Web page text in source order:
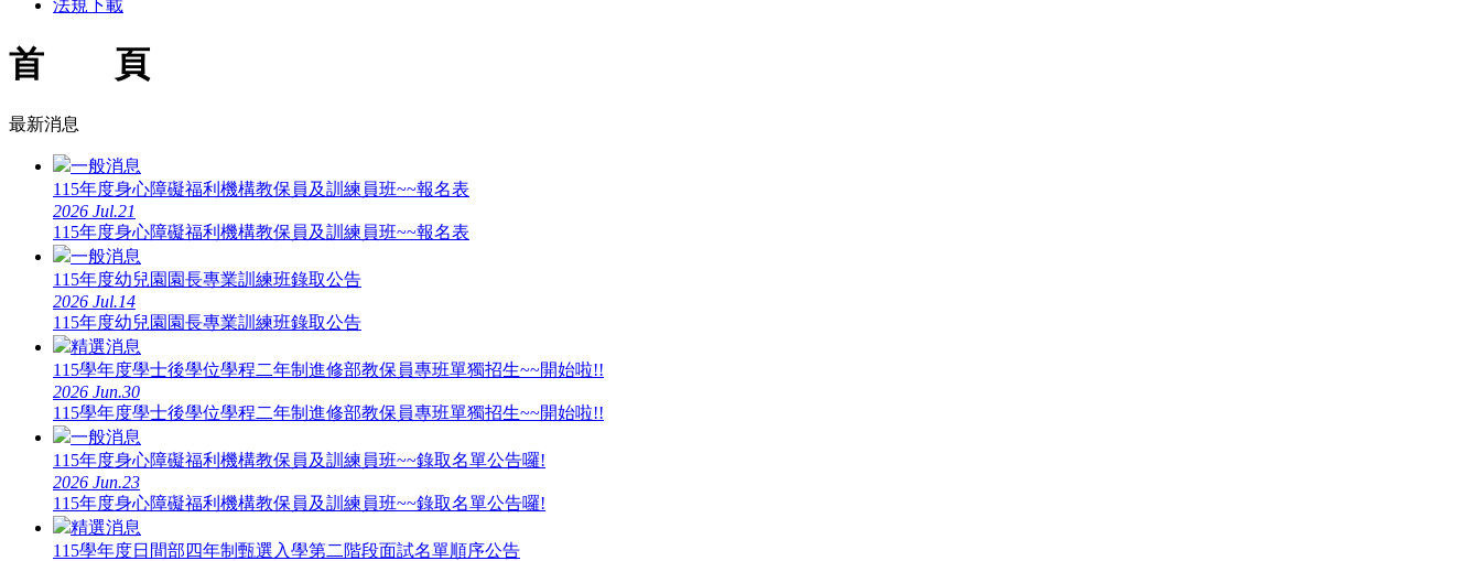
法規下載
首 頁
最新消息
一般消息
115年度身心障礙福利機構教保員及訓練員班~~報名表
2026 Jul.21
115年度身心障礙福利機構教保員及訓練員班~~報名表
一般消息
115年度幼兒園園長專業訓練班錄取公告
2026 Jul.14
115年度幼兒園園長專業訓練班錄取公告
精選消息
115學年度學士後學位學程二年制進修部教保員專班單獨招生~~開始啦!!
2026 Jun.30
115學年度學士後學位學程二年制進修部教保員專班單獨招生~~開始啦!!
一般消息
115年度身心障礙福利機構教保員及訓練員班~~錄取名單公告囉!
2026 Jun.23
115年度身心障礙福利機構教保員及訓練員班~~錄取名單公告囉!
精選消息
115學年度日間部四年制甄選入學第二階段面試名單順序公告